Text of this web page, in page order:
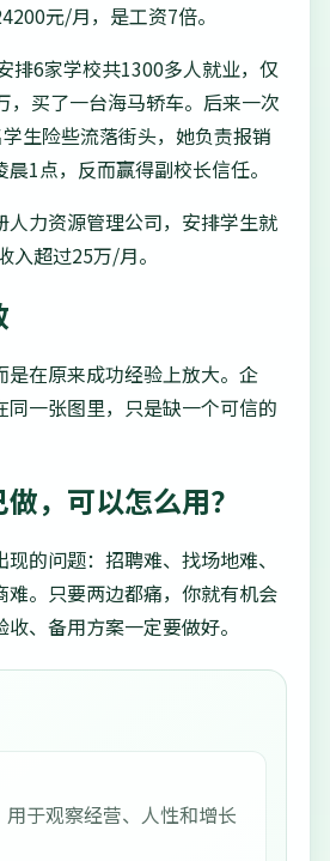
元/月，是工资7倍。
排6家学校共1300多人就业，仅
，买了一台海马轿车。后来一次
生险些流落街头，她负责报销
1点，反而赢得副校长信任。
人力资源管理公司，安排学生就
入超过25万/月。
是在原来成功经验上放大。企
同一张图里，只是缺一个可信的
，可以怎么用？
的问题：招聘难、找场地难、
难。只要两边都痛，你就有机会
、备用方案一定要做好。
于观察经营、人性和增长